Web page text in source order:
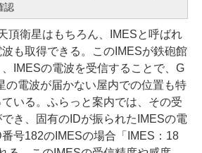
認
頂衛星はもちろん、IMESと呼ばれ
も取得できる。このIMESが鉄砲館
IMESの電波を受信することで、G
の電波が届かない屋内での位置も特
いる。ふらっと案内では、その受
き、固有のIDが振られたIMESの電
号182のIMESの場合「IMES：18